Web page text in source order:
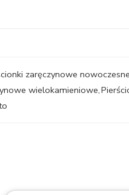
zaręczynowe nowoczesne
wielokamieniowe,